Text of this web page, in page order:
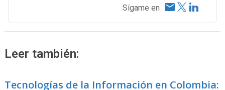
Sígame en
Leer también:
Tecnologías de la Información en Colombia: